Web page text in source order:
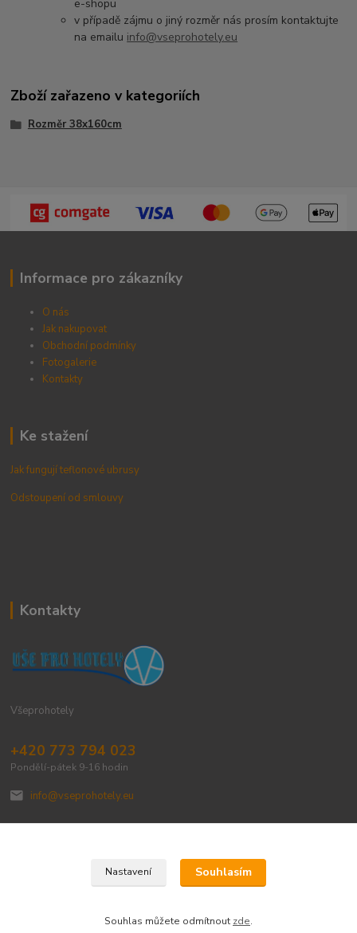
e-shopu
v případě zájmu o jiný rozměr nás prosím kontaktujte
na emailu info@vseprohotely.eu
Zboží zařazeno v kategoriích
Rozměr 38x160cm
Informace pro zákazníky
O nás
Jak nakupovat
Obchodní podmínky
Fotogalerie
Kontakty
Ke stažení
Jak fungují teflonové ubrusy
Odstoupení od smlouvy
Kontakty
Všeprohotely
+420 773 794 023
Pondělí-pátek 9-16 hodin
info@vseprohotely.eu
Upravit sběr cookies.
Nastavení Souhlasím
Souhlas můžete odmítnout zde.